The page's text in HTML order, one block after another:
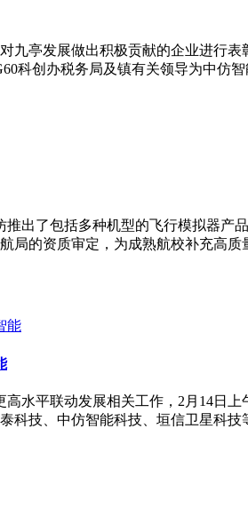
九亭发展做出积极贡献的企业进行
科创办税务局及镇有关领导为中仿
出了包括多种机型的飞行模拟器产
局的资质审定，为成熟航校补充高
水平联动发展相关工作，2月14日
技、中仿智能科技、垣信卫星科